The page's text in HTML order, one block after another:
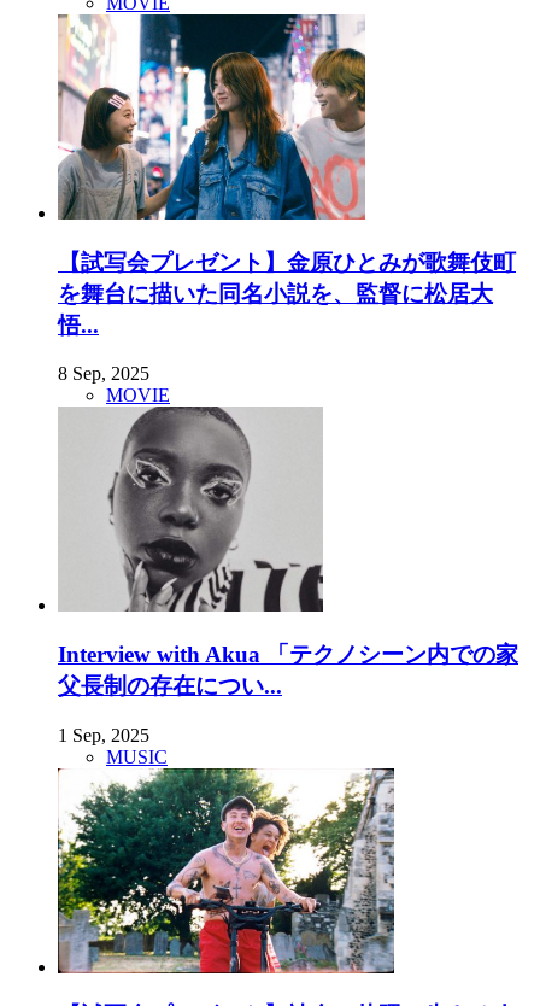
【試写会プレゼント】金原ひとみが歌舞伎町
を舞台に描いた同名小説を、監督に松居大
悟...
8 Sep, 2025
MOVIE
Interview with Akua 「テクノシーン内での家
父長制の存在につい...
1 Sep, 2025
MUSIC